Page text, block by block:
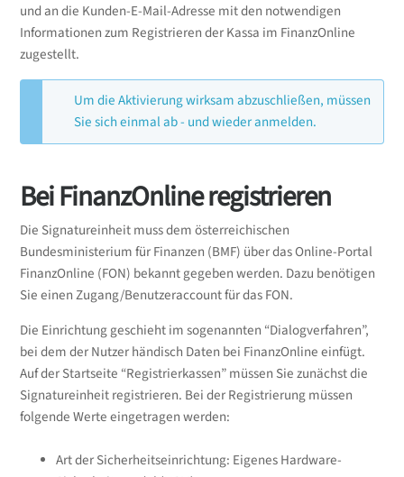
und an die Kunden-E-Mail-Adresse mit den notwendigen
Informationen zum Registrieren der Kassa im FinanzOnline
zugestellt.
Um die Aktivierung wirksam abzuschließen, müssen
Sie sich einmal ab - und wieder anmelden.
Bei FinanzOnline registrieren
Die Signatureinheit muss dem österreichischen
Bundesministerium für Finanzen (BMF) über das Online-Portal
FinanzOnline (FON) bekannt gegeben werden. Dazu benötigen
Sie einen Zugang/Benutzeraccount für das FON.
Die Einrichtung geschieht im sogenannten “Dialogverfahren”,
bei dem der Nutzer händisch Daten bei FinanzOnline einfügt.
Auf der Startseite “Registrierkassen” müssen Sie zunächst die
Signatureinheit registrieren. Bei der Registrierung müssen
folgende Werte eingetragen werden:
Art der Sicherheitseinrichtung: Eigenes Hardware-